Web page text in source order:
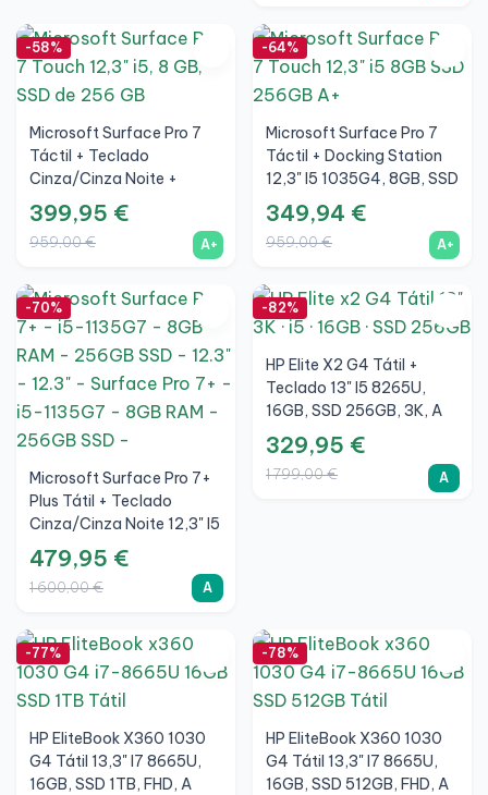
-58%
Microsoft Surface Pro 7
Táctil + Teclado
Cinza/Cinza Noite +
Docking Station 12,3" I5
1035G4, 8GB, SSD
256GB, 3K, A+
399,95 €
959,00 € A+
-64%
Microsoft Surface Pro 7
Táctil + Docking Station
12,3" I5 1035G4, 8GB, SSD
256GB, 3K, A+
349,94 €
959,00 € A+
-70%
Microsoft Surface Pro 7+
Plus Tátil + Teclado
Cinza/Cinza Noite 12,3" I5
1135G7, 8GB, SSD 256GB,
3K, Prata, A
479,95 €
1 600,00 € A
-82%
HP Elite X2 G4 Tátil +
Teclado 13" I5 8265U,
16GB, SSD 256GB, 3K, A
329,95 €
1 799,00 € A
-77%
HP EliteBook X360 1030
G4 Tátil 13,3" I7 8665U,
16GB, SSD 1TB, FHD, A
-78%
HP EliteBook X360 1030
G4 Tátil 13,3" I7 8665U,
16GB, SSD 512GB, FHD, A